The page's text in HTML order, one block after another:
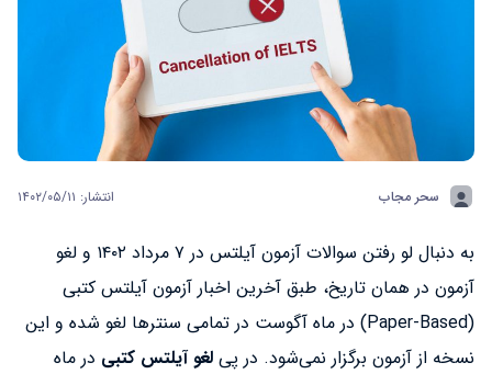
سحر مجاب انتشار: ۱۴۰۲/۰۵/۱۱
به دنبال لو رفتن سوالات آزمون آیلتس در ۷ مرداد ۱۴۰۲ و لغو
آزمون در همان تاریخ، طبق آخرین اخبار آزمون آیلتس کتبی
(Paper-Based) در ماه آگوست در تمامی سنترها لغو شده و این
نسخه از آزمون برگزار نمی‌شود. در پی لغو آیلتس کتبی در ماه